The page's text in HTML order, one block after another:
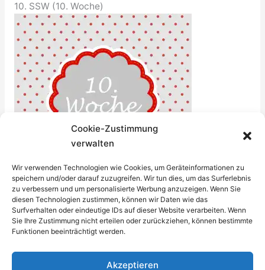
Cookie-Zustimmung
verwalten
Wir verwenden Technologien wie Cookies, um Geräteinformationen zu
speichern und/oder darauf zuzugreifen. Wir tun dies, um das Surferlebnis
zu verbessern und um personalisierte Werbung anzuzeigen. Wenn Sie
diesen Technologien zustimmen, können wir Daten wie das
Surfverhalten oder eindeutige IDs auf dieser Website verarbeiten. Wenn
Sie Ihre Zustimmung nicht erteilen oder zurückziehen, können bestimmte
Funktionen beeinträchtigt werden.
Akzeptieren
10. SSW (10. Woche)
PDF zum Ausdrucken für Fotos, 10. SSW:10-SSW.pdf